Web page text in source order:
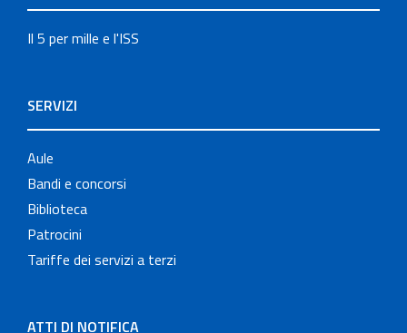
Il 5 per mille e l'ISS
SERVIZI
Aule
Bandi e concorsi
Biblioteca
Patrocini
Tariffe dei servizi a terzi
ATTI DI NOTIFICA